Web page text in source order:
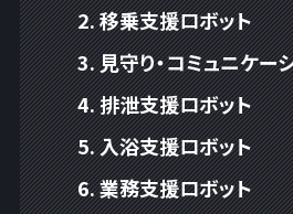
移乗支援ロボット
見守り・コミュニケー
排泄支援ロボット
入浴支援ロボット
業務支援ロボット